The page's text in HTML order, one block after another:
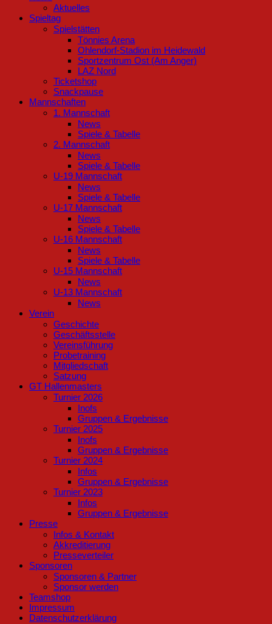
Aktuelles
Spieltag
Spielstätten
Tönnies Arena
Ohlendorf-Stadion im Heidewald
Sportzentrum Ost (Am Anger)
LAZ Nord
Ticketshop
Snackpause
Mannschaften
1. Mannschaft
News
Spiele & Tabelle
2. Mannschaft
News
Spiele & Tabelle
U-19 Mannschaft
News
Spiele & Tabelle
U-17 Mannschaft
News
Spiele & Tabelle
U-16 Mannschaft
News
Spiele & Tabelle
U-15 Mannschaft
News
U-13 Mannschaft
News
Verein
Geschichte
Geschäftsstelle
Vereinsführung
Probetraining
Mitgliedschaft
Satzung
GT Hallenmasters
Turnier 2026
Inofs
Gruppen & Ergebnisse
Turnier 2025
Inofs
Gruppen & Ergebnisse
Turnier 2024
Infos
Gruppen & Ergebnisse
Turnier 2023
Infos
Gruppen & Ergebnisse
Presse
Infos & Kontakt
Akkreditierung
Presseverteiler
Sponsoren
Sponsoren & Partner
Sponsor werden
Teamshop
Impressum
Datenschutzerklärung